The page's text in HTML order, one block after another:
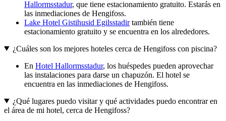
Hallormsstadur, que tiene estacionamiento gratuito. Estarás en
las inmediaciones de Hengifoss.
Lake Hotel Gistihusid Egilsstadirtambién tiene
estacionamiento gratuito y se encuentra en los alrededores.
¿Cuáles son los mejores hoteles cerca de Hengifoss con piscina?
En Hotel Hallormsstadur, los huéspedes pueden aprovechar
las instalaciones para darse un chapuzón. El hotel se
encuentra en las inmediaciones de Hengifoss.
¿Qué lugares puedo visitar y qué actividades puedo encontrar en
el área de mi hotel, cerca de Hengifoss?